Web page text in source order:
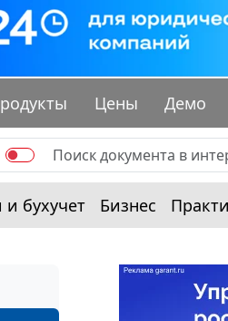
Цены Демо
и бухучет Бизнес